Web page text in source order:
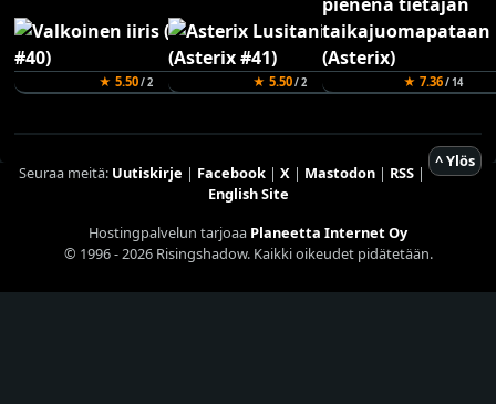
★ 5.50/ 2 ★ 5.50/ 2 ★ 7.36/ 14
^ Ylös
Seuraa meitä: Uutiskirje | Facebook| X| Mastodon| RSS|
English Site
Hostingpalvelun tarjoaa Planeetta Internet Oy
© 1996 - 2026 Risingshadow. Kaikki oikeudet pidätetään.